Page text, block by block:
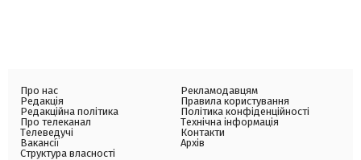
Про нас
Редакція
Редакційна політика
Про телеканал
Телеведучі
Вакансії
Структура власності
Рекламодавцям
Правила користування
Політика конфіденційності
Технічна інформація
Контакти
Архів